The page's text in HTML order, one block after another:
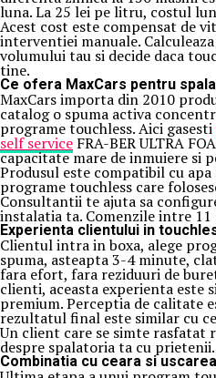
luna. La 25 lei pe litru, costul
Acest cost este compensat de
interventiei manuale.
volumului tau si decide daca
tine.
Ce ofera MaxCars pentru
MaxCars importa din 2010
catalog o spuma activa
programe touchless. Aici gasesti
self service FRA-BER ULTRA
capacitate mare de inmuiere si
Produsul este compatibil cu
programe touchless care
Consultantii te ajuta sa
instalatia ta. Comenzile intre 11
Experienta clientului in
Clientul intra in boxa, alege
spuma, asteapta 3-4 minute,
fara efort, fara reziduuri de
clienti, aceasta experienta este
premium. Perceptia de calitate
rezultatul final este similar cu
Un client care se simte rasfatat
despre spalatoria ta cu prietenii.
Combinatia cu ceara si uscarea